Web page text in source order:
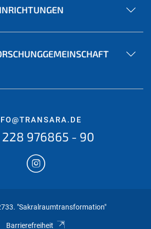
976865 - 90
"Sakralraumtransformation"
Barrierefreiheit